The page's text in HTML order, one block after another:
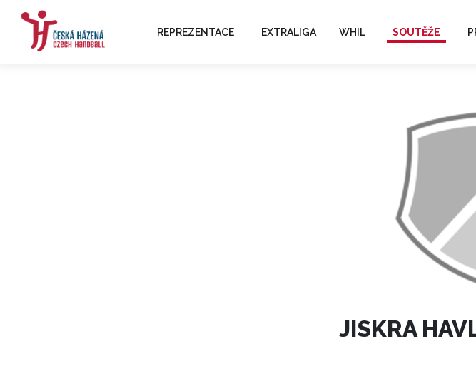
REPREZENTACE EXTRALIGA WHIL SOUTĚŽE
JISKRA